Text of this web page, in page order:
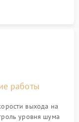
работы
выхода на
уровня шума